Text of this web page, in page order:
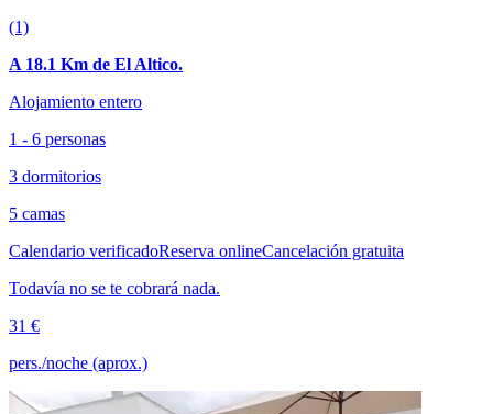
(1)
A 18.1 Km de El Altico.
Alojamiento entero
1 - 6 personas
3 dormitorios
5 camas
Calendario verificadoReserva onlineCancelación gratuita
Todavía no se te cobrará nada.
31 €
pers./noche (aprox.)